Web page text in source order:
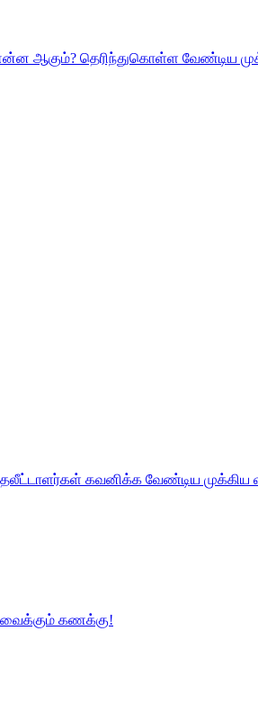
என்ன ஆகும்? தெரிந்துகொள்ள வேண்டிய
முதலீட்டாளர்கள் கவனிக்க வேண்டிய
வைக்கும் கணக்கு!